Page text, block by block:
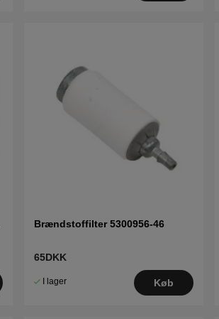
Brændstoffilter 5300956-46
65DKK
I lager Køb